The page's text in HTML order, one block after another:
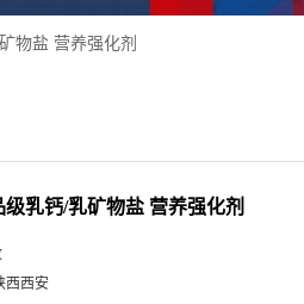
物盐 营养强化剂
级乳钙/乳矿物盐 营养强化剂
西西安